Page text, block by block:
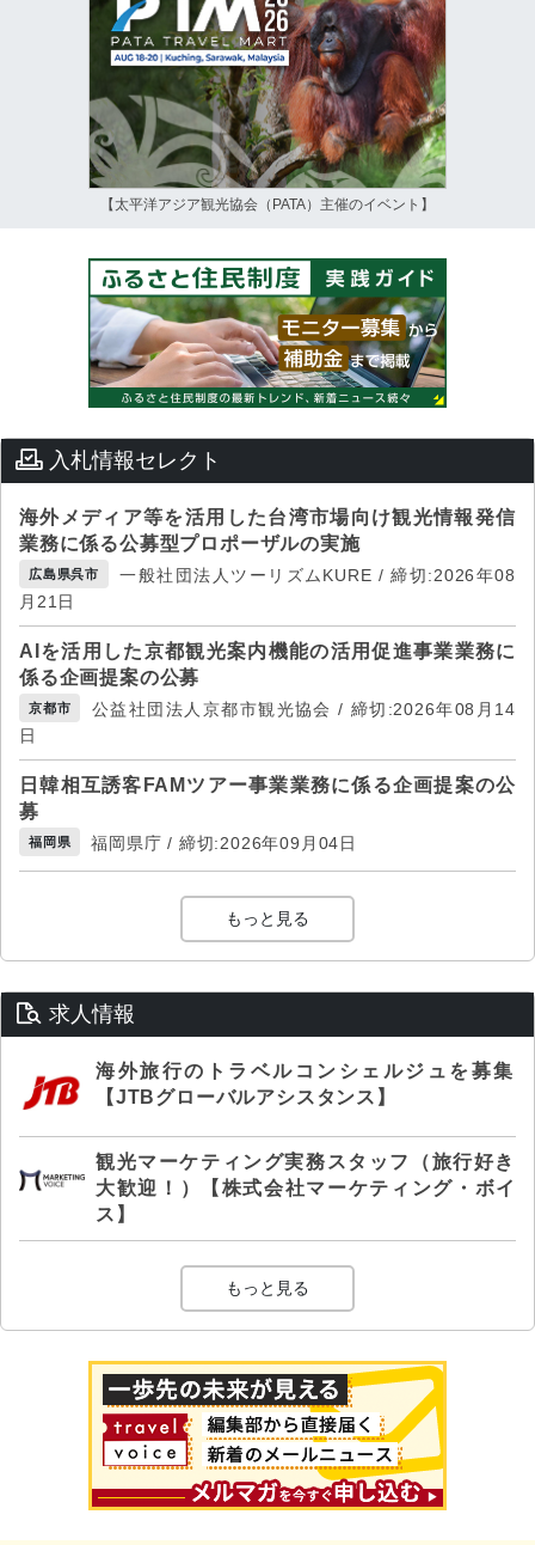
【太平洋アジア観光協会（PATA）主催のイベント】
入札情報セレクト
海外メディア等を活用した台湾市場向け観光情報発信
業務に係る公募型プロポーザルの実施
広島県呉市
一般社団法人ツーリズムKURE / 締切:2026年08
月21日
AIを活用した京都観光案内機能の活用促進事業業務に
係る企画提案の公募
京都市
公益社団法人京都市観光協会 / 締切:2026年08月14
日
日韓相互誘客FAMツアー事業業務に係る企画提案の公
募
福岡県 福岡県庁 / 締切:2026年09月04日
もっと見る
求人情報
海外旅行のトラベルコンシェルジュを募集
【JTBグローバルアシスタンス】
観光マーケティング実務スタッフ（旅行好き
大歓迎！）【株式会社マーケティング・ボイ
ス】
もっと見る